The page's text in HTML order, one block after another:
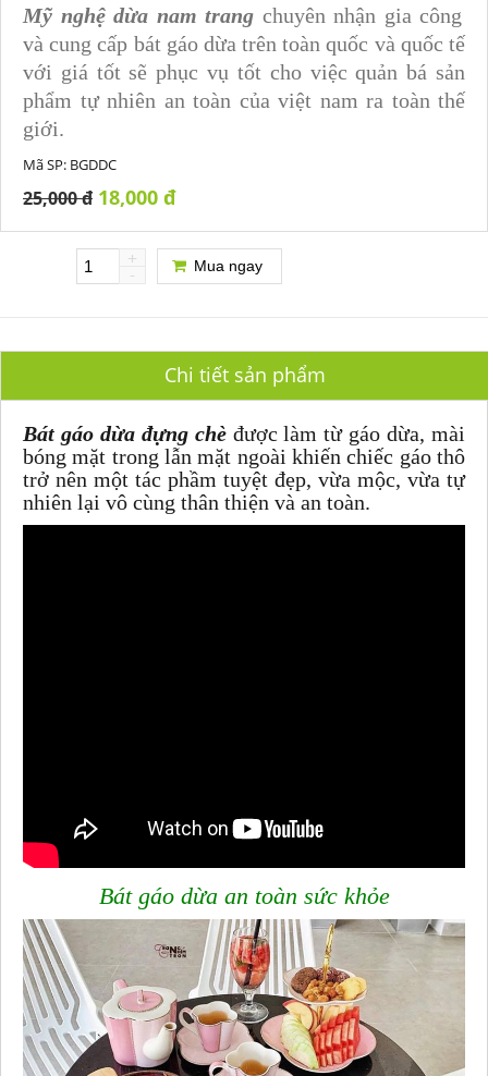
Mỹ nghệ dừa nam trang chuyên nhận gia công
và cung cấp bát gáo dừa trên toàn quốc và quốc tế
với giá tốt sẽ phục vụ tốt cho việc quản bá sản
phẩm tự nhiên an toàn của việt nam ra toàn thế
giới.
Mã SP: BGDDC
25,000 đ 18,000 đ
-
+ Mua ngay
Chi tiết sản phẩm
Bát gáo dừa đựng chèđược làm từ gáo dừa, mài
bóng mặt trong lẫn mặt ngoài khiến chiếc gáo thô
trở nên một tác phầm tuyệt đẹp, vừa mộc, vừa tự
nhiên lại vô cùng thân thiện và an toàn.
Bát gáo dừa an toàn sức khỏe